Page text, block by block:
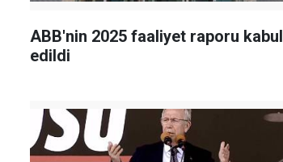
ABB'nin 2025 faaliyet raporu kabul
edildi